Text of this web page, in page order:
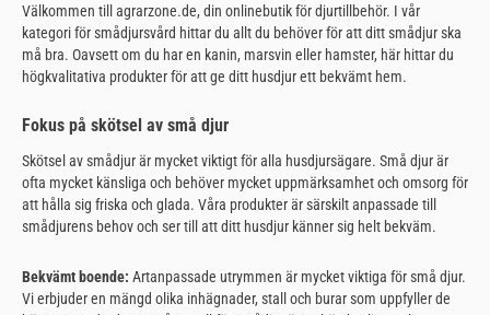
Välkommen till agrarzone.de, din onlinebutik för djurtillbehör. I vår
kategori för smådjursvård hittar du allt du behöver för att ditt smådjur ska
må bra. Oavsett om du har en kanin, marsvin eller hamster, här hittar du
högkvalitativa produkter för att ge ditt husdjur ett bekvämt hem.
Fokus på skötsel av små djur
Skötsel av smådjur är mycket viktigt för alla husdjursägare. Små djur är
ofta mycket känsliga och behöver mycket uppmärksamhet och omsorg för
att hålla sig friska och glada. Våra produkter är särskilt anpassade till
smådjurens behov och ser till att ditt husdjur känner sig helt bekväm.
Bekvämt boende: Artanpassade utrymmen är mycket viktiga för små djur.
Vi erbjuder en mängd olika inhägnader, stall och burar som uppfyller de